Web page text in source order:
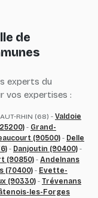
de
experts du
vos expertises :
RHIN (68) - Valdoie
- Grand-
(90500) - Delle
- Danjoutin (90400) -
(90850) - Andelnans
(70400) - Evette-
(90330) - Trévenans
les-Forges